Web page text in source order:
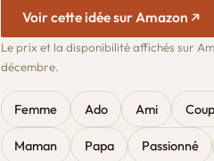
Voir cette idée sur Amazon
Le prix et la disponibilité affichés sur
décembre.
Femme Ado Ami
Maman Papa Passionné